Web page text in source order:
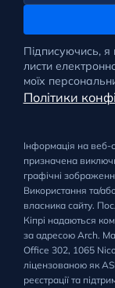
Підписуючись, я
листи
моїх
Політики
Інформація на веб-
призначена
графічні
Використання та/
власника сайту.
Кіпрі надаються
за адресою Arch.
Office 302, 1065
ліцензованою як
реєстрації та